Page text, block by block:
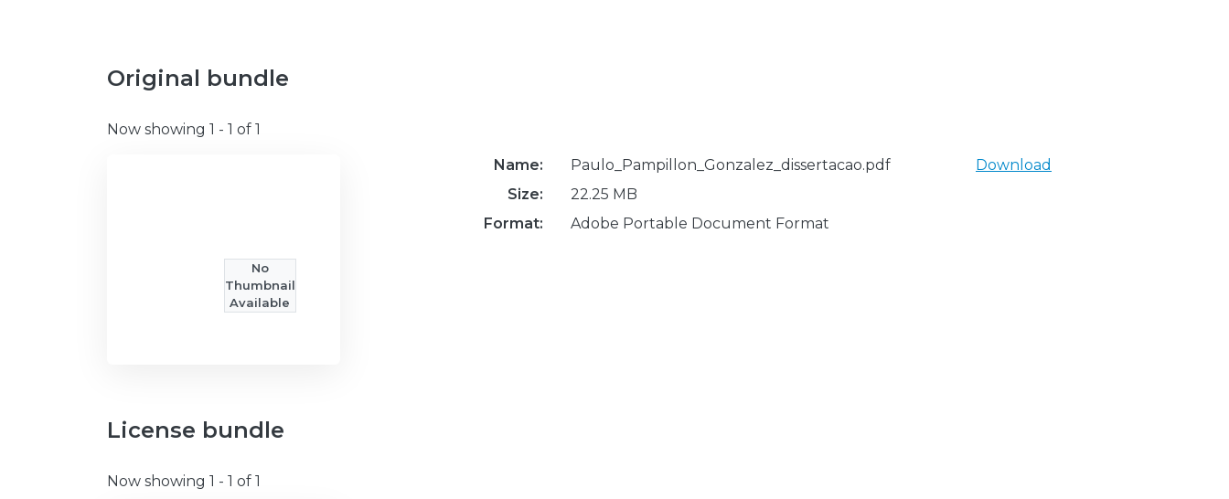
Original bundle
Now showing 1 - 1 of 1
No
Thumbnail
Available
Name:
Paulo_Pampillon_Gonzalez_dissertacao.pdf
Size:
22.25 MB
Format:
Adobe Portable Document Format
Download
License bundle
Now showing 1 - 1 of 1